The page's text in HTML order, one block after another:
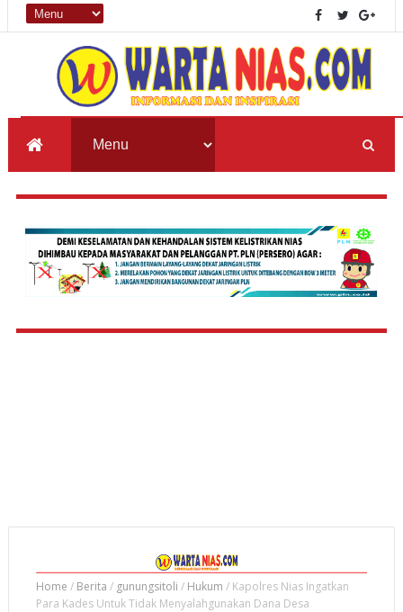
Home / Berita / gunungsitoli / Hukum / Kapolres Nias Ingatkan
Para Kades Untuk Tidak Menyalahgunakan Dana Desa